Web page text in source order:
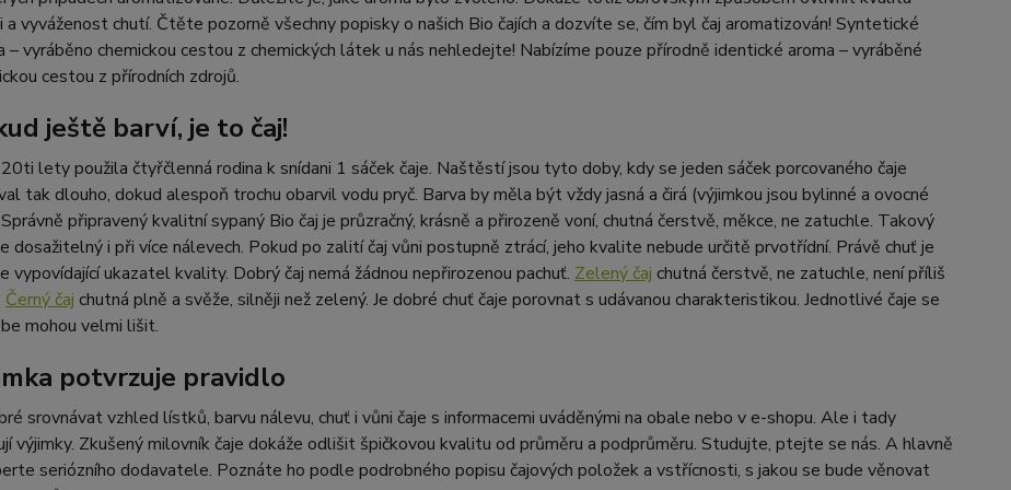
a vyváženost chutí. Čtěte pozorně všechny popisky o našich Bio čajích a dozvíte se, čím byl čaj aromatizován! Syntetické
– vyráběno chemickou cestou z chemických látek u nás nehledejte! Nabízíme pouze přírodně identické aroma – vyráběné
cestou z přírodních zdrojů.
ještě barví, je to čaj!
lety použila čtyřčlenná rodina k snídani 1 sáček čaje. Naštěstí jsou tyto doby, kdy se jeden sáček porcovaného čaje
tak dlouho, dokud alespoň trochu obarvil vodu pryč. Barva by měla být vždy jasná a čirá (výjimkou jsou bylinné a ovocné
připravený kvalitní sypaný Bio čaj je průzračný, krásně a přirozeně voní, chutná čerstvě, měkce, ne zatuchle. Takový
dosažitelný i při více nálevech. Pokud po zalití čaj vůni postupně ztrácí, jeho kvalite nebude určitě prvotřídní. Právě chuť je
vypovídající ukazatel kvality. Dobrý čaj nemá žádnou nepřirozenou pachuť. Zelený čaj chutná čerstvě, ne zatuchle, není příliš
Černý čaj chutná plně a svěže, silněji než zelený. Je dobré chuť čaje porovnat s udávanou charakteristikou. Jednotlivé čaje se
mohou velmi lišit.
potvrzuje pravidlo
srovnávat vzhled lístků, barvu nálevu, chuť i vůni čaje s informacemi uváděnými na obale nebo v e-shopu. Ale i tady
výjimky. Zkušený milovník čaje dokáže odlišit špičkovou kvalitu od průměru a podprůměru. Studujte, ptejte se nás. A hlavně
seriózního dodavatele. Poznáte ho podle podrobného popisu čajových položek a vstřícnosti, s jakou se bude věnovat